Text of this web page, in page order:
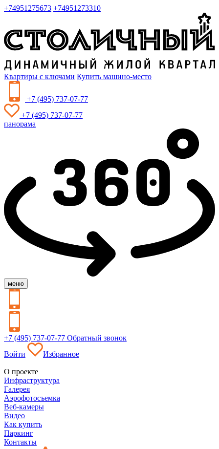
+74951275673 +74951273310
Квартиры с ключами Купить машино-место
+7 (495) 737-07-77
+7 (495) 737-07-77
панорама
меню
+7 (495) 737-07-77 Обратный звонок
Войти
Избранное
О проекте
Инфраструктура
Галерея
Аэрофотосъемка
Веб-камеры
Видео
Как купить
Паркинг
Контакты